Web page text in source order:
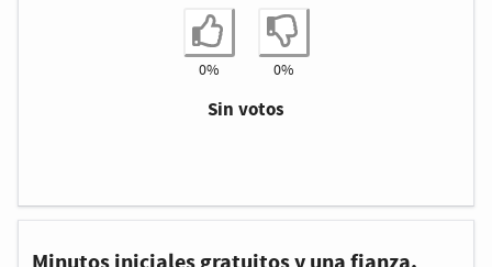
Estoy de acuerdo
0% No estoy de
0%
Sin votos